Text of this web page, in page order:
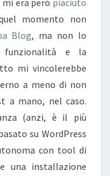
era però piaciuto
momento non
Blog, ma non lo
funzionalità e la
mi vincolerebbe
a meno di non
a mano, nel caso.
(anzi, è il più
su WordPress
con tool di
una installazione